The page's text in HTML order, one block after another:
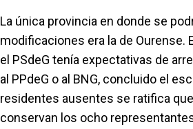
La única provincia en donde se
modificaciones era la de Ourense.
el PSdeG tenía expectativas de
al PPdeG o al BNG, concluido el
residentes ausentes se ratifica
conservan los ocho